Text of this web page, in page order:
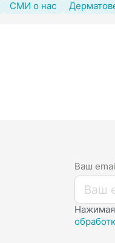
СМИ о нас
Ваш
Нажимая